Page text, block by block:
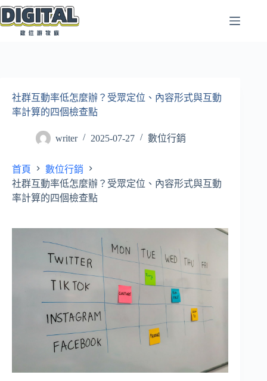
跳
至
社群互動率低怎麼辦？受眾定位、內容形式與互動
率計算的四個檢查點
writer 2025-07-27 數位行銷
首頁
數位行銷
社群互動率低怎麼辦？受眾定位、內容形式與互動
率計算的四個檢查點